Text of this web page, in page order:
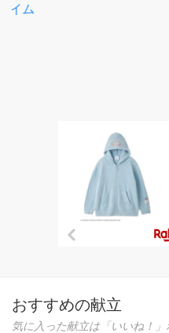
おすすめの献立
気に入った献立は「いいね！